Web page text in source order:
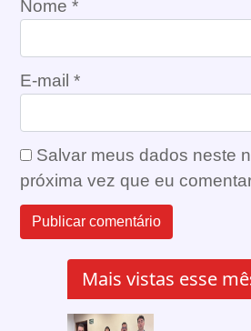
Nome *
E-mail *
Salvar meus dados neste
próxima vez que eu
Mais vistas esse